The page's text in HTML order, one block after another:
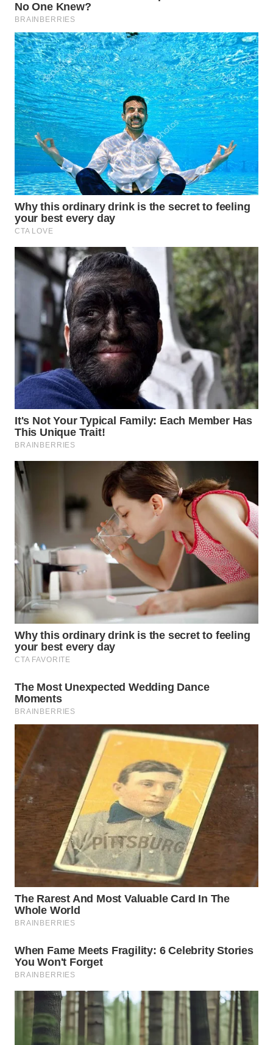
WN
TENGAH
WN DELI
SERDANG
WN
TEBING
TINGGI
WN
PAKPAK
WN
KARAWANG
WN
BEKASI
WN
BOGOR
WN
DEPOK
WN
TAPANULI
UTARA
WN
SAMOSIR
WN
SUMEDANG
WN
CIANJUR
WN
KEPULAUAN
WN
TANGERANG
WN
BINJAI
WN
CIREBON
WN
INDRAMAYU
KUNINGAN
MAJALENGKA
SUBANG
WN
SUKABUMI